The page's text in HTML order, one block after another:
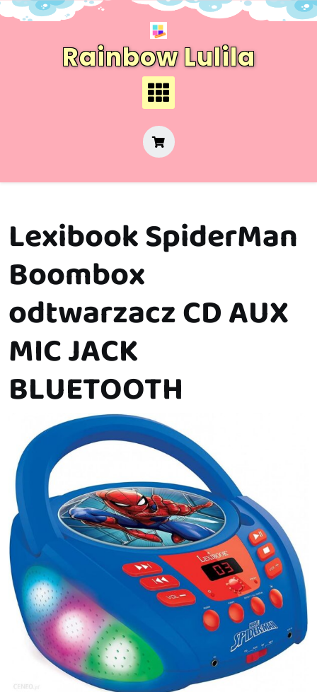
Skip
Rainbow Lulila
Lexibook SpiderMan
Boombox
odtwarzacz CD AUX
MIC JACK
BLUETOOTH